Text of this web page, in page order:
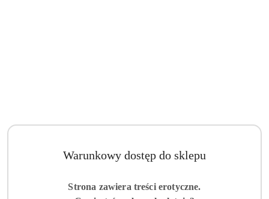
Warunkowy dostęp do sklepu
Strona zawiera treści erotyczne.